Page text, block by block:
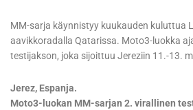
MM-sarja käynnistyy kuukauden kuluttua
aavikkoradalla Qatarissa. Moto3-luokka
testijakson, joka sijoittuu Jereziin 11.-13.
Jerez, Espanja.
Moto3-luokan MM-sarjan 2. virallinen